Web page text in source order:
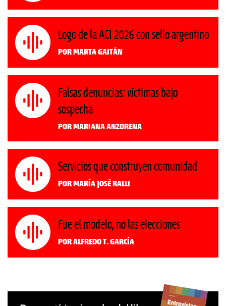
Logo de la ACI 2026 con sello argentino
Por Marta Gaitán
Falsas denuncias: víctimas bajo
sospecha
Por Mariana Anzorena
Servicios que construyen comunidad
Por María José Ralli
Fue el modelo, no las elecciones
Por Alfredo T. García